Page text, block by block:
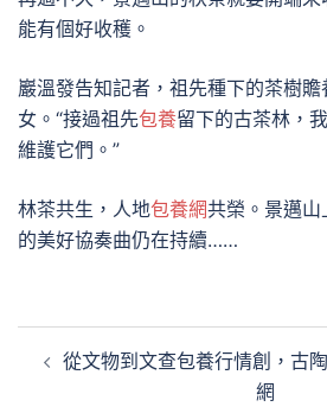
能有個好收穫。
巖溫發告知記者，祖先種下的茶樹
女。“接過祖先包養留下的古茶林，
維護它們。”
林茶共生，人地包養網共榮。景邁
的美好協奏曲仍在持續……
章
從文物到文查包養行情創，古
網